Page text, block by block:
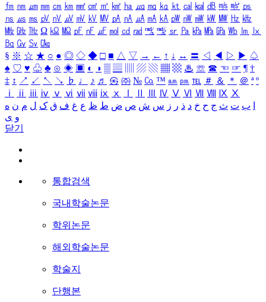
㎙ ㎚ ㎛ ㎜ ㎝ ㎞ ㎟ ㎠ ㎡ ㎢ ㏊ ㎍ ㎎ ㎏ ㏏ ㎈ ㎉ ㏈ ㎧ ㎨ ㎰
㎱ ㎲ ㎳ ㎴ ㎵ ㎶ ㎷ ㎸ ㎹ ㎀ ㎁ ㎂ ㎃ ㎄ ㎺ ㎻ ㎽ ㎾ ㎿ ㎐ ㎑
㎒ ㎓ ㎔ Ω ㏀ ㏁ ㎊ ㎋ ㎌ ㏖ ㏅ ㎭ ㎮ ㎯ ㏛ ㎩ ㎪ ㎫ ㎬ ㏝ ㏐
㏓
㏃ ㏉ ㏜ ㏆
§ ※ ☆ ★ ○ ● ◎ ◇ ◆ □ ■ △ ▽ → ← ↑ ↓ ↔ 〓 ◁ ◀ ▷ ▶ ♤
♠ ♡ ♥ ♧ ♣ ⊙ ◈ ▣ ◐ ◑ ▒ ▤ ▨ ▧ ▦ ▩ ♨ ☏ ☎ ☜ ☞ ¶ †
‡ ↕ ↗ ↙ ↖ ↘ ♭ ♩ ♪ ♬ ㉿ ㈜ № ㏇ ™ ㏂ ㏘ ℡ ＃ ＆ ＊ ＠ ª º
ⅰ
ⅱ ⅲ ⅳ ⅴ ⅵ ⅶ ⅷ ⅸ ⅹ Ⅳ Ⅴ Ⅵ Ⅶ Ⅷ Ⅸ Ⅹ
ب ت ث ج ح خ د ذ ر ز س ش ص ض ط ظ ع غ ف ق ک ل م ن ه
و ی
닫기
통합검색
국내학술논문
학위논문
해외학술논문
학술지
단행본